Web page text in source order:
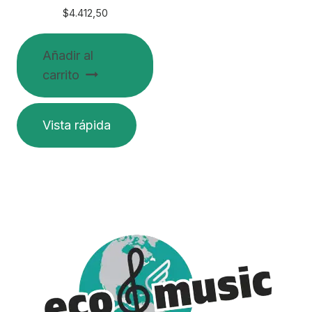
producto$4.412,50
Añadir al
carrito
Vista rápida